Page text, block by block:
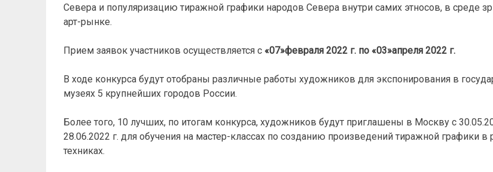
Севера и популяризацию тиражной графики народов Севера внутри самих этносов, в среде
арт-рынке.
Прием заявок участников осуществляется с «07»февраля 2022 г. по «03»апреля 2022 г.
В ходе конкурса будут отобраны различные работы художников для экспонирования в
музеях 5 крупнейших городов России.
Более того, 10 лучших, по итогам конкурса, художников будут приглашены в Москву с
28.06.2022 г. для обучения на мастер-классах по созданию произведений тиражной графики в
техниках.